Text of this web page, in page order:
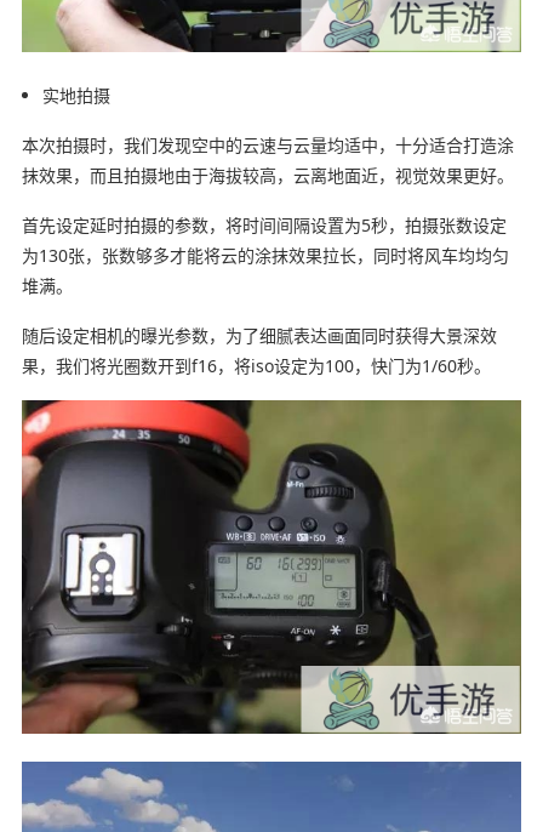
实地拍摄
本次拍摄时，我们发现空中的云速与云量均适中，十分适合打造涂
抹效果，而且拍摄地由于海拔较高，云离地面近，视觉效果更好。
首先设定延时拍摄的参数，将时间间隔设置为5秒，拍摄张数设定
为130张，张数够多才能将云的涂抹效果拉长，同时将风车均均匀
堆满。
随后设定相机的曝光参数，为了细腻表达画面同时获得大景深效
果，我们将光圈数开到f16，将iso设定为100，快门为1/60秒。